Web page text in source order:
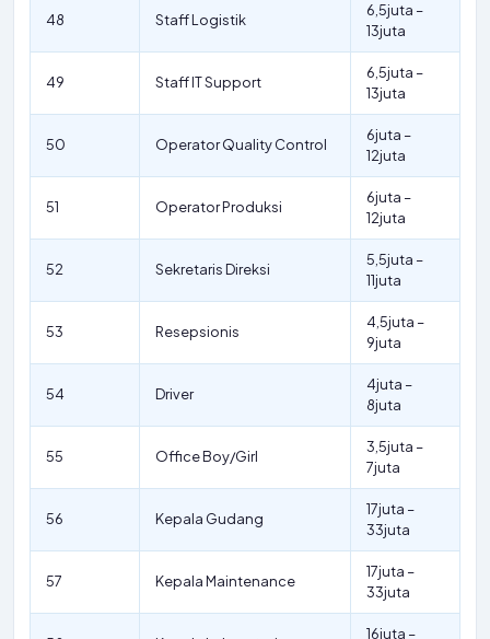
48 Staff Logistik
6,5juta –
13juta
49 Staff IT Support
6,5juta –
13juta
50 Operator Quality Control
6juta –
12juta
51 Operator Produksi
6juta –
12juta
52 Sekretaris Direksi
5,5juta –
11juta
53 Resepsionis
4,5juta –
9juta
54 Driver
4juta –
8juta
55 Office Boy/Girl
3,5juta –
7juta
56 Kepala Gudang
17juta –
33juta
57 Kepala Maintenance
17juta –
33juta
16juta –